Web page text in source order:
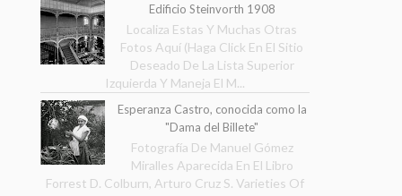
Edificio Steinvorth 1908
Localiza Estas Y Muchas Otras
Fotos Aquí (Haga Click En El Sitio
Deseado De La Lista Superior
Izquierda Y Maneja El M...
Esperanza Castro, conocida como la
"Dama del Billete"
Fotografía De Manuel Gómez
Miralles Aparecida En El Libro
Forrest D. Colburn, Arturo Cruz S. Varieties Of